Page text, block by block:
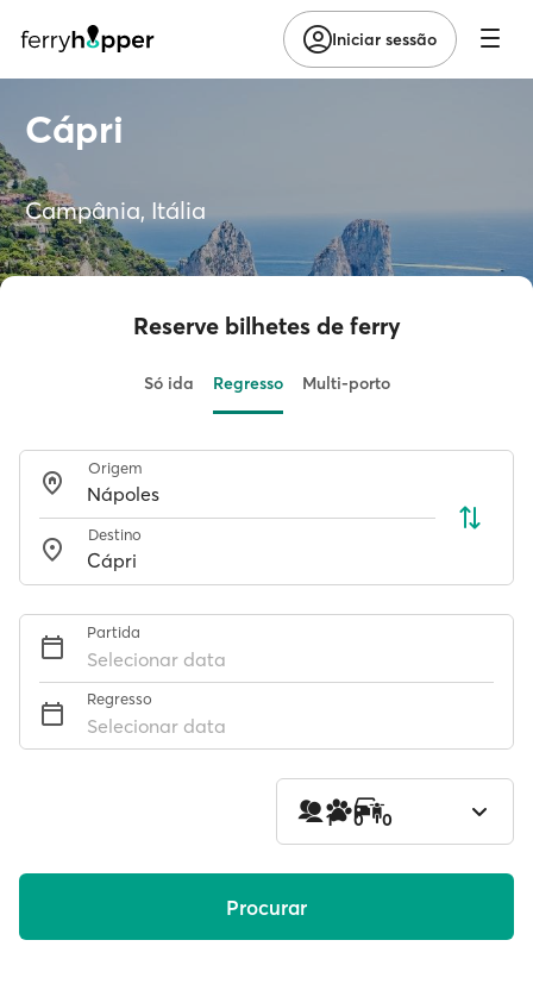
Iniciar sessão
Cápri
Campânia, Itália
Reserve bilhetes de ferry
Só ida Regresso Multi-porto
Origem
Destino
Partida
Selecionar data
Regresso
Selecionar data
1 0 0
Procurar